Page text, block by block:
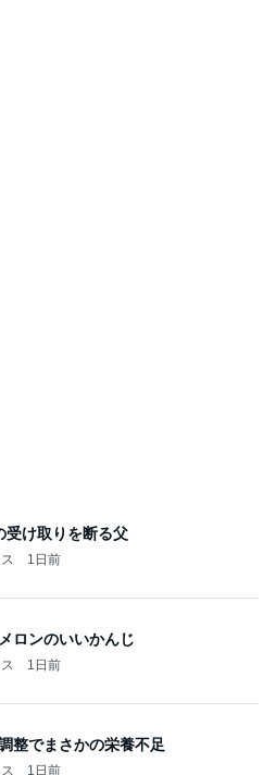
受け取りを断る父
1日前
ロンのいいかんじ
1日前
整でまさかの栄養不足
1日前